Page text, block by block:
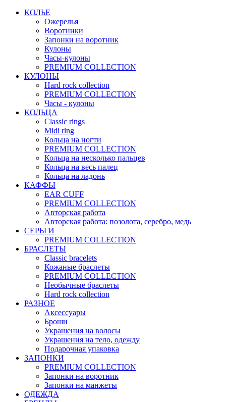
КОЛЬЕ
Ожерелья
Воротники
Запонки на воротник
Кулоны
Часы-кулоны
PREMIUM COLLECTION
КУЛОНЫ
Hard rock collection
PREMIUM COLLECTION
Часы - кулоны
КОЛЬЦА
Classic rings
Midi ring
Кольца на ногти
PREMIUM COLLECTION
Кольца на несколько пальцев
Кольца на весь палец
Кольца на ладонь
КАФФЫ
EAR CUFF
PREMIUM COLLECTION
Авторская работа
Авторская работа: позолота, серебро, медь
СЕРЬГИ
PREMIUM COLLECTION
БРАСЛЕТЫ
Classic bracelets
Кожаные браслеты
PREMIUM COLLECTION
Необычные браслеты
Hard rock collection
РАЗНОЕ
Аксессуары
Броши
Украшения на волосы
Украшения на тело, одежду
Подарочная упаковка
ЗАПОНКИ
PREMIUM COLLECTION
Запонки на воротник
Запонки на манжеты
ОДЕЖДА